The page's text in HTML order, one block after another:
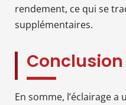
rendement, ce qui se
supplémentaires.
Conclusion
En somme, l’éclairage